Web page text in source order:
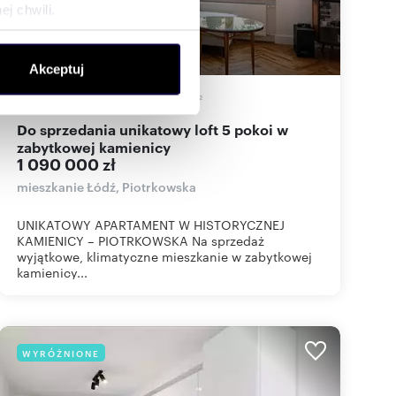
chwili.
społecznościowym,
od Ciebie lub
Akceptuj
112,53m 5 9 686zł/m 2
Do sprzedania unikatowy loft 5 pokoi w
zabytkowej kamienicy
1 090 000 zł
mieszkanie Łódź, Piotrkowska
UNIKATOWY APARTAMENT W HISTORYCZNEJ
KAMIENICY – PIOTRKOWSKA Na sprzedaż
wyjątkowe, klimatyczne mieszkanie w zabytkowej
kamienicy...
WYRÓŻNIONE